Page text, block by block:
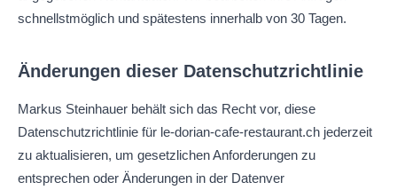
schnellstmöglich und spätestens innerhalb von 30 Tagen.
Änderungen dieser Datenschutzrichtlinie
Markus Steinhauer behält sich das Recht vor, diese
Datenschutzrichtlinie für le-dorian-cafe-restaurant.ch jederzeit
zu aktualisieren, um gesetzlichen Anforderungen zu
entsprechen oder Änderungen in der Datenver